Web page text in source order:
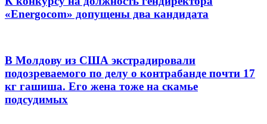
«Energocom» допущены два кандидата
В Молдову из США экстрадировали
подозреваемого по делу о контрабанде почти 17
кг гашиша. Его жена тоже на скамье
подсудимых